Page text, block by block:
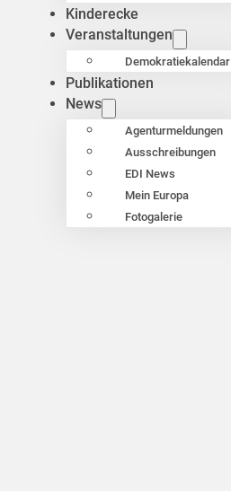
Kinderecke
Veranstaltungen
Demokratiekalendar
Publikationen
News
Agenturmeldungen
Ausschreibungen
EDI News
Mein Europa
Fotogalerie